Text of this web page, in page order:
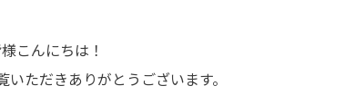
こんにちは！
ただきありがとうございます。